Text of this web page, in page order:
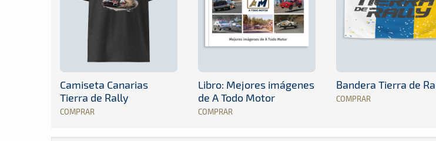
Camiseta Canarias
Tierra de Rally
COMPRAR
Libro: Mejores imágenes
de A Todo Motor
COMPRAR
Bandera Tierra de
COMPRAR